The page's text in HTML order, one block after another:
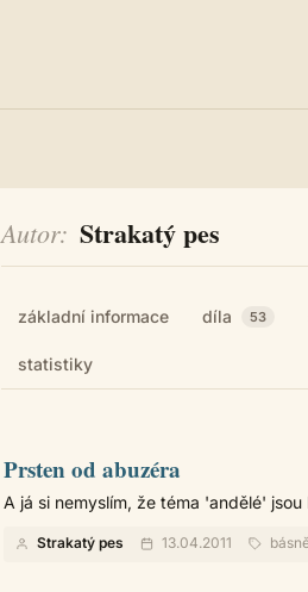
Autor Strakatý pes
základní informace díla 53
statistiky
Prsten od abuzéra
A já si nemyslím, že téma 'andělé'
Strakatý pes 13.04.2011